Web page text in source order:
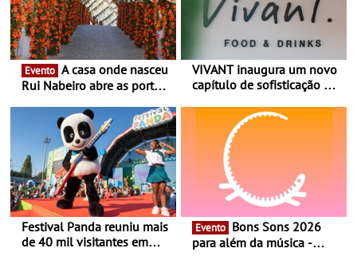
Evento
Rui Nabeiro abre as portas
Povo de Campo Maior -
Festas decorrem entre 8 e
16 de agosto
VIVANT inaugura um novo
capítulo de sofisticação no
gerência, o Vivant reabre
na Quinta do Lago com
uma experiência que une
gastronomia mediterrânica,
cocktails de assinatura e
música
Festival Panda reuniu mais
de 40 mil visitantes em
Evento
para além da música -